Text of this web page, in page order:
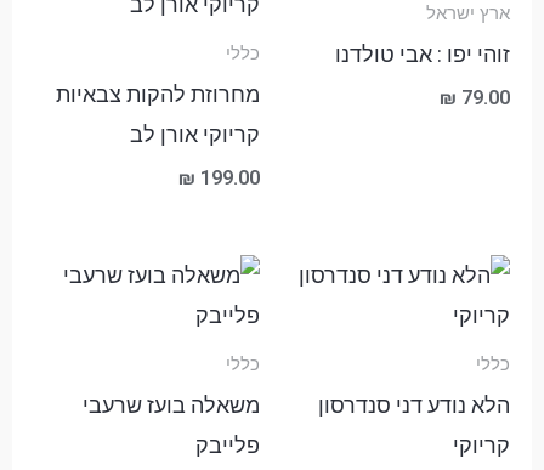
ארץ ישראל
זוהי יפו : אבי טולדנו
₪ 79.00
כללי
מחרוזת להקות צבאיות
קריוקי אורן לב
₪ 199.00
כללי
הלא נודע דני סנדרסון
קריוקי
כללי
משאלה בועז שרעבי
פלייבק
טווח